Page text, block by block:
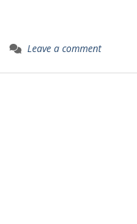
Leave a comment